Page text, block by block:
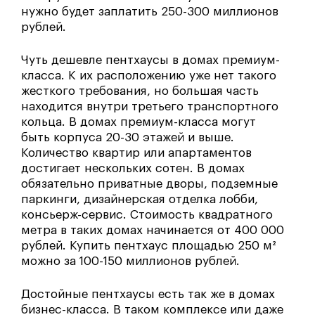
нужно будет заплатить 250-300 миллионов
рублей.
Чуть дешевле пентхаусы в домах премиум-
класса. К их расположению уже нет такого
жесткого требования, но большая часть
находится внутри третьего транспортного
кольца. В домах премиум-класса могут
быть корпуса 20-30 этажей и выше.
Количество квартир или апартаментов
достигает нескольких сотен. В домах
обязательно приватные дворы, подземные
паркинги, дизайнерская отделка лобби,
консьерж-сервис. Стоимость квадратного
метра в таких домах начинается от 400 000
рублей. Купить пентхаус площадью 250 м²
можно за 100-150 миллионов рублей.
Достойные пентхаусы есть так же в домах
бизнес-класса. В таком комплексе или даже